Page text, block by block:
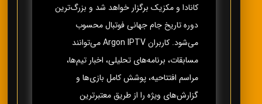
کانادا و مکزیک برگزار خواهد شد و بزرگ‌ترین
دوره تاریخ جام جهانی فوتبال محسوب
می‌شود. کاربران Argon IPTV می‌توانند
مسابقات، برنامه‌های تحلیلی، اخبار تیم‌ها،
مراسم افتتاحیه، پوشش کامل بازی‌ها و
گزارش‌های ویژه را از طریق معتبرترین